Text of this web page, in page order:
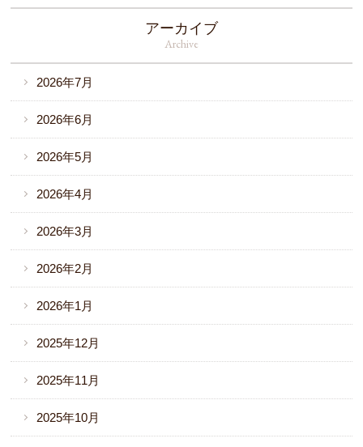
アーカイブ
Archive
2026年7月
2026年6月
2026年5月
2026年4月
2026年3月
2026年2月
2026年1月
2025年12月
2025年11月
2025年10月